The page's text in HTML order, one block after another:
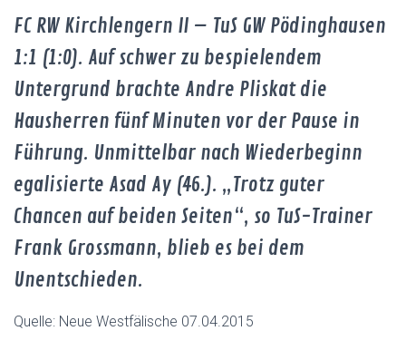
FC RW Kirchlengern II – TuS GW Pödinghausen
1:1 (1:0). Auf schwer zu bespielendem
Untergrund brachte Andre Pliskat die
Hausherren fünf Minuten vor der Pause in
Führung. Unmittelbar nach Wiederbeginn
egalisierte Asad Ay (46.). „Trotz guter
Chancen auf beiden Seiten“, so TuS-Trainer
Frank Grossmann, blieb es bei dem
Unentschieden.
Quelle: Neue Westfälische 07.04.2015